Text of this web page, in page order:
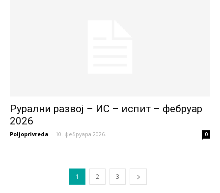
Рурални развој – ИС – испит – фебруар
2026
Poljoprivreda - 10. фебруара 2026. 0
1 2 3